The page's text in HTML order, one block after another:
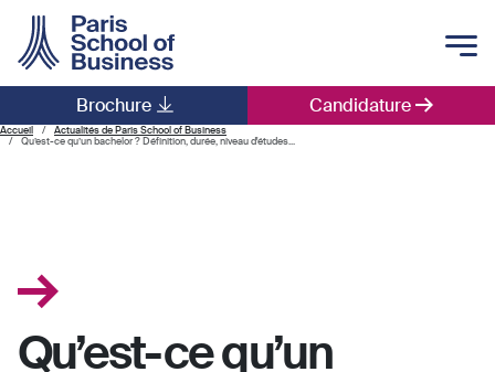
Candidature
Brochure
Main navigation
Accueil
Actualités de Paris School of Business
Qu’est-ce qu’un bachelor ? Définition, durée, niveau d'études...
Qu’est-ce qu’un